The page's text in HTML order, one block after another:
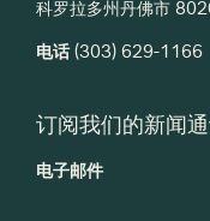
科罗拉多州丹佛市
电话(303) 629-1166
订阅我们的新闻
电子邮件